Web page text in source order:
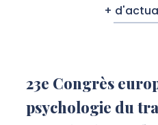
+
23e Congrès
psychologie du